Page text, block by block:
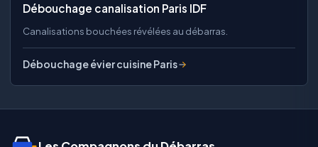
Débouchage canalisation Paris IDF
Canalisations bouchées révélées au débarras.
Débouchage évier cuisine Paris